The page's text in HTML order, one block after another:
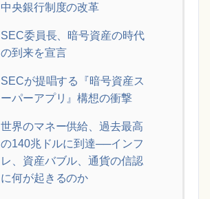
中央銀行制度の改革
SEC委員長、暗号資産の時代
の到来を宣言
SECが提唱する『暗号資産ス
ーパーアプリ』構想の衝撃
世界のマネー供給、過去最高
の140兆ドルに到達──インフ
レ、資産バブル、通貨の信認
に何が起きるのか